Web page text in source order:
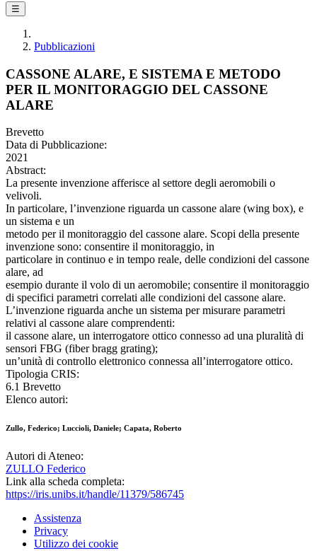
☰
Pubblicazioni
CASSONE ALARE, E SISTEMA E METODO
PER IL MONITORAGGIO DEL CASSONE
ALARE
Brevetto
Data di Pubblicazione:
2021
Abstract:
La presente invenzione afferisce al settore degli aeromobili o
velivoli.
In particolare, l’invenzione riguarda un cassone alare (wing box), e
un sistema e un
metodo per il monitoraggio del cassone alare. Scopi della presente
invenzione sono: consentire il monitoraggio, in
particolare in continuo e in tempo reale, delle condizioni del cassone
alare, ad
esempio durante il volo di un aeromobile; consentire il monitoraggio
di specifici parametri correlati alle condizioni del cassone alare.
L’invenzione riguarda anche un sistema per misurare parametri
relativi al cassone alare comprendenti:
il cassone alare, un interrogatore ottico connesso ad una pluralità di
sensori FBG (fiber bragg grating);
un’unità di controllo elettronico connessa all’interrogatore ottico.
Tipologia CRIS:
6.1 Brevetto
Elenco autori:
Zullo, Federico; Luccioli, Daniele; Capata, Roberto
Autori di Ateneo:
ZULLO Federico
Link alla scheda completa:
https://iris.unibs.it/handle/11379/586745
Assistenza
Privacy
Utilizzo dei cookie